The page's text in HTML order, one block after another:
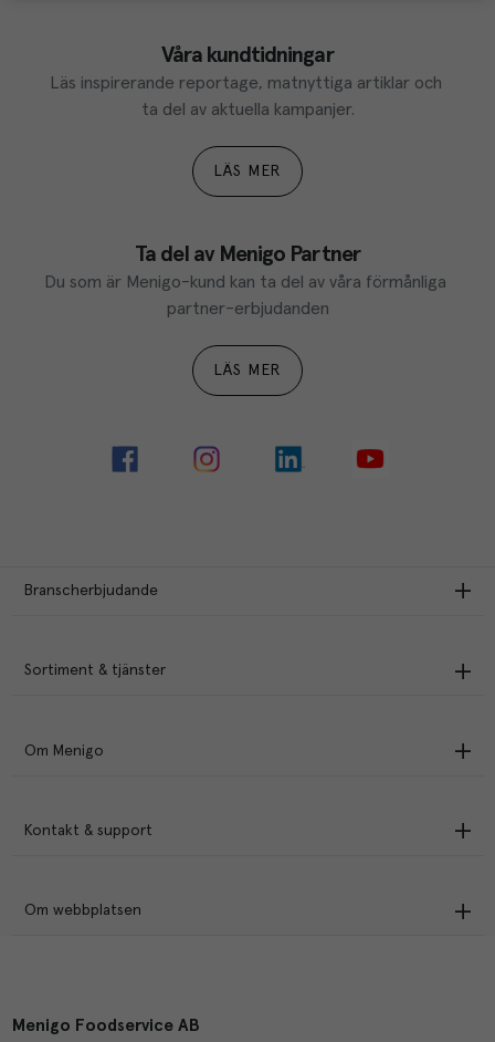
Våra kundtidningar
Läs inspirerande reportage, matnyttiga artiklar och
ta del av aktuella kampanjer.
LÄS MER
Ta del av Menigo Partner
Du som är Menigo-kund kan ta del av våra förmånliga
partner-erbjudanden
LÄS MER
Branscherbjudande
Sortiment & tjänster
Om Menigo
Kontakt & support
Om webbplatsen
Menigo Foodservice AB